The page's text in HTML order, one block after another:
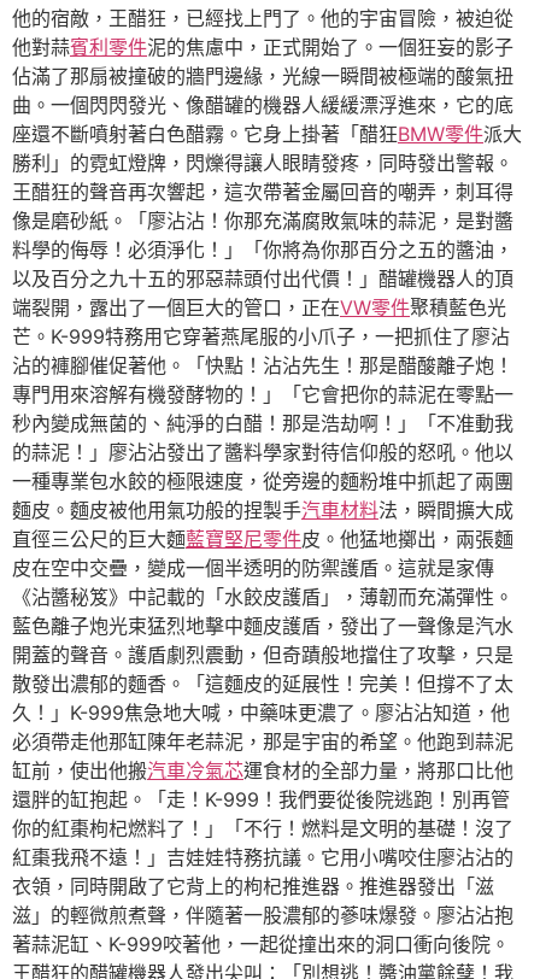
他的宿敵，王醋狂，已經找上門了。他的宇宙冒險，被迫從
他對蒜賓利零件泥的焦慮中，正式開始了。一個狂妄的影子
佔滿了那扇被撞破的牆門邊緣，光線一瞬間被極端的酸氣扭
曲。一個閃閃發光、像醋罐的機器人緩緩漂浮進來，它的底
座還不斷噴射著白色醋霧。它身上掛著「醋狂BMW零件派大
勝利」的霓虹燈牌，閃爍得讓人眼睛發疼，同時發出警報。
王醋狂的聲音再次響起，這次帶著金屬回音的嘲弄，刺耳得
像是磨砂紙。「廖沾沾！你那充滿腐敗氣味的蒜泥，是對醬
料學的侮辱！必須淨化！」「你將為你那百分之五的醬油，
以及百分之九十五的邪惡蒜頭付出代價！」醋罐機器人的頂
端裂開，露出了一個巨大的管口，正在VW零件聚積藍色光
芒。K-999特務用它穿著燕尾服的小爪子，一把抓住了廖沾
沾的褲腳催促著他。「快點！沾沾先生！那是醋酸離子炮！
專門用來溶解有機發酵物的！」「它會把你的蒜泥在零點一
秒內變成無菌的、純淨的白醋！那是浩劫啊！」「不准動我
的蒜泥！」廖沾沾發出了醬料學家對待信仰般的怒吼。他以
一種專業包水餃的極限速度，從旁邊的麵粉堆中抓起了兩團
麵皮。麵皮被他用氣功般的捏製手汽車材料法，瞬間擴大成
直徑三公尺的巨大麵藍寶堅尼零件皮。他猛地擲出，兩張麵
皮在空中交疊，變成一個半透明的防禦護盾。這就是家傳
《沾醬秘笈》中記載的「水餃皮護盾」，薄韌而充滿彈性。
藍色離子炮光束猛烈地擊中麵皮護盾，發出了一聲像是汽水
開蓋的聲音。護盾劇烈震動，但奇蹟般地擋住了攻擊，只是
散發出濃郁的麵香。「這麵皮的延展性！完美！但撐不了太
久！」K-999焦急地大喊，中藥味更濃了。廖沾沾知道，他
必須帶走他那缸陳年老蒜泥，那是宇宙的希望。他跑到蒜泥
缸前，使出他搬汽車冷氣芯運食材的全部力量，將那口比他
還胖的缸抱起。「走！K-999！我們要從後院逃跑！別再管
你的紅棗枸杞燃料了！」「不行！燃料是文明的基礎！沒了
紅棗我飛不遠！」吉娃娃特務抗議。它用小嘴咬住廖沾沾的
衣領，同時開啟了它背上的枸杞推進器。推進器發出「滋
滋」的輕微煎煮聲，伴隨著一股濃郁的蔘味爆發。廖沾沾抱
著蒜泥缸、K-999咬著他，一起從撞出來的洞口衝向後院。
王醋狂的醋罐機器人發出尖叫：「別想逃！醬油黨餘孽！我